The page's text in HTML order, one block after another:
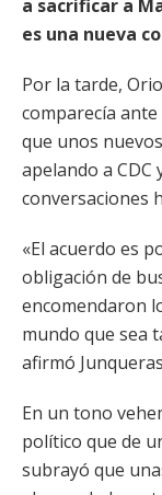
a sacrificar a
es una nueva
Por la tarde,
comparecía
que unos
apelando a CDC
conversaciones
«El acuerdo es
obligación de
encomendaron
mundo que sea
afirmó
En un tono
político que de
subrayó que